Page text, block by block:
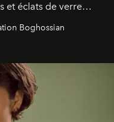
et éclats de verre
itinéraire
le souvenir
Boghossian